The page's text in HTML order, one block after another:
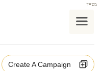
בס"ד
Create A Campaign